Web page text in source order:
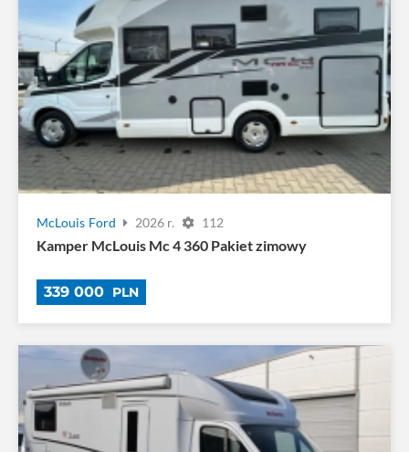
McLouis Ford 2026 r. 112
Kamper McLouis Mc 4 360 Pakiet zimowy
339 000 PLN